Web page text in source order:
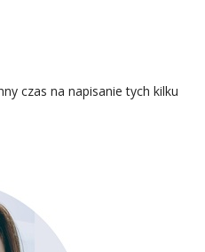
czas na napisanie tych kilku